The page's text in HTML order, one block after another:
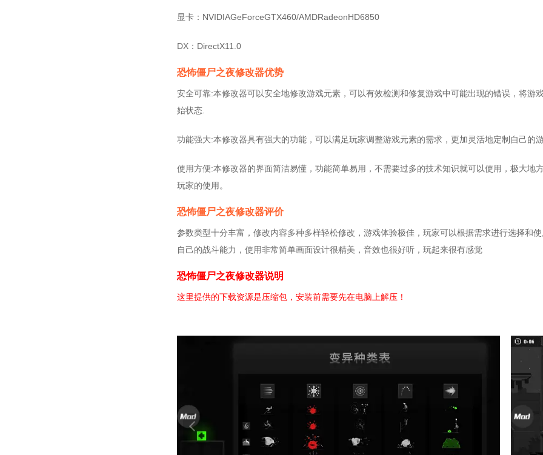
显卡：NVIDIAGeForceGTX460/AMDRadeonHD6850
DX：DirectX11.0
恐怖僵尸之夜修改器优势
安全可靠:本修改器可以安全地修改游戏元素，可以有效检测和修复游戏中可能出现的错误，将游
始状态.
功能强大:本修改器具有强大的功能，可以满足玩家调整游戏元素的需求，更加灵活地定制自己的
使用方便:本修改器的界面简洁易懂，功能简单易用，不需要过多的技术知识就可以使用，极大地
玩家的使用。
恐怖僵尸之夜修改器评价
参数类型十分丰富，修改内容多种多样轻松修改，游戏体验极佳，玩家可以根据需求进行选择和
自己的战斗能力，使用非常简单画面设计很精美，音效也很好听，玩起来很有感觉
恐怖僵尸之夜修改器说明
这里提供的下载资源是压缩包，安装前需要先在电脑上解压！